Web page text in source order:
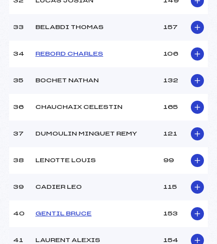
33 BELABDI THOMAS 157
34 REBORD CHARLES 106
35 BOCHET NATHAN 132
36 CHAUCHAIX CELESTIN 165
37 DUMOULIN MINGUET REMY 121
38 LENOTTE LOUIS 99
39 CADIER LEO 115
40 GENTIL BRUCE 153
41 LAURENT ALEXIS 154